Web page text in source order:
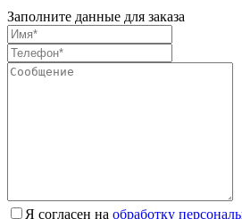
Заполните данные для заказа
Я согласен на обработку